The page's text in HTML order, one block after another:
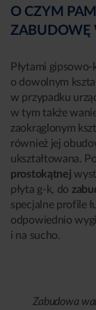
O CZYM
ZABUDOWĘ
Płytami
o dowolnym
w przypadku
w tym także
zaokrąglonym
również jej
ukształtowana.
prostokątnej
płyta g-k, do
specjalne profile
odpowiednio
i na sucho.
Zabudowa